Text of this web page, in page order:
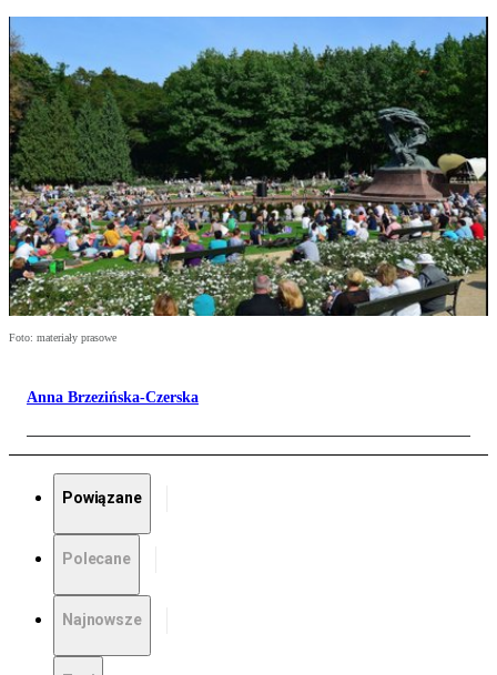
Foto: materiały prasowe
Anna Brzezińska-Czerska
Powiązane
Polecane
Najnowsze